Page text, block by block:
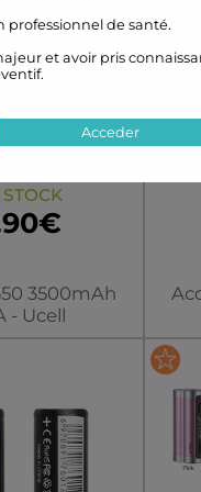
professionnel de santé.
et avoir pris
Acceder
modèle
18650
STOCK
3500mAh
- Ucell